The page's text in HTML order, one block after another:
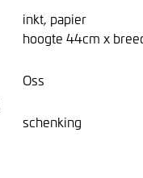
inkt, papier
hoogte 44cm x
Oss
schenking